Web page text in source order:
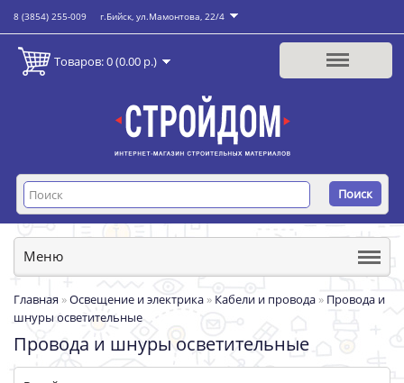
8 (3854) 255-009 г.Бийск, ул.Мамонтова, 22/4
Товаров: 0 (0.00 р.)
Поиск
Меню
Главная »Освещение и электрика » Кабели и провода » Провода и
шнуры осветительные
Провода и шнуры осветительные